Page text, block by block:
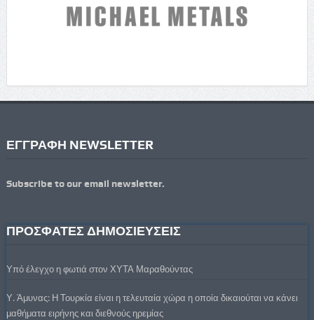
ΕΓΓΡΑΦΗ NEWSLETTER
Subscribe to our email newsletter.
ΠΡΟΣΦΑΤΕΣ ΔΗΜΟΣΙΕΥΣΕΙΣ
Υπό έλεγχο η φωτιά στον ΧΥΤΑ Μαραθούντας
Υ. Άμυνας: Η Τουρκία είναι η τελευταία χώρα η οποία δικαιούται να κάνει
μαθήματα ειρήνης και διεθνούς ηρεμίας